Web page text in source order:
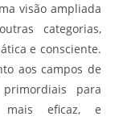
visão ampliada
categorias,
e consciente.
aos campos de
para
mais eficaz, e